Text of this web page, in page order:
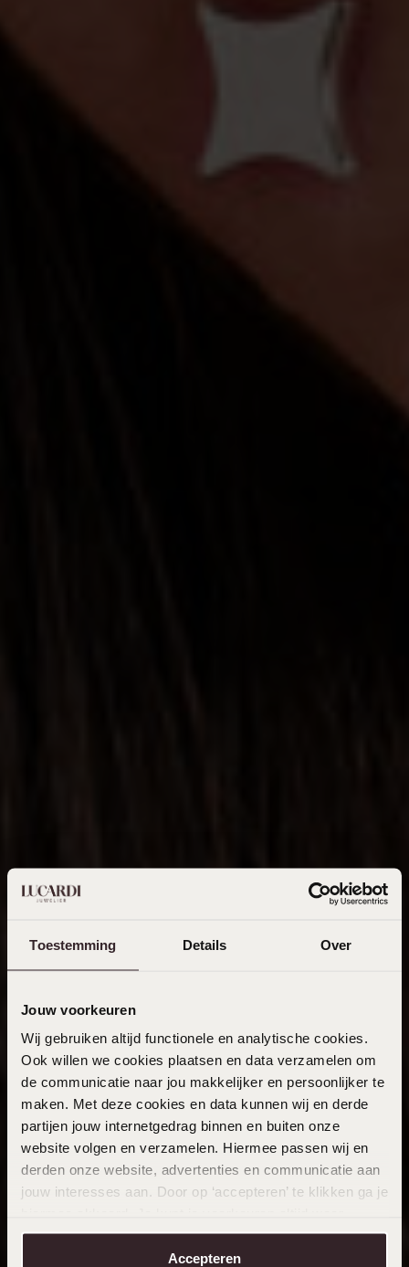
Toestemming Details Over
Jouw voorkeuren
Wij gebruiken altijd functionele en analytische cookies.
Ook willen we cookies plaatsen en data verzamelen om
de communicatie naar jou makkelijker en persoonlijker te
maken. Met deze cookies en data kunnen wij en derde
partijen jouw internetgedrag binnen en buiten onze
website volgen en verzamelen. Hiermee passen wij en
derden onze website, advertenties en communicatie aan
jouw interesses aan. Door op ‘accepteren’ te klikken ga je
aanpassen. Lees er meer over in onscookiebeleid.
Accepteren